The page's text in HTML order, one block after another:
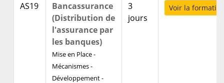
AS19
Bancassurance
(Distribution de
l'assurance par
les banques)
Mise en Place -
Mécanismes -
Développement -
3
jours
Voir la